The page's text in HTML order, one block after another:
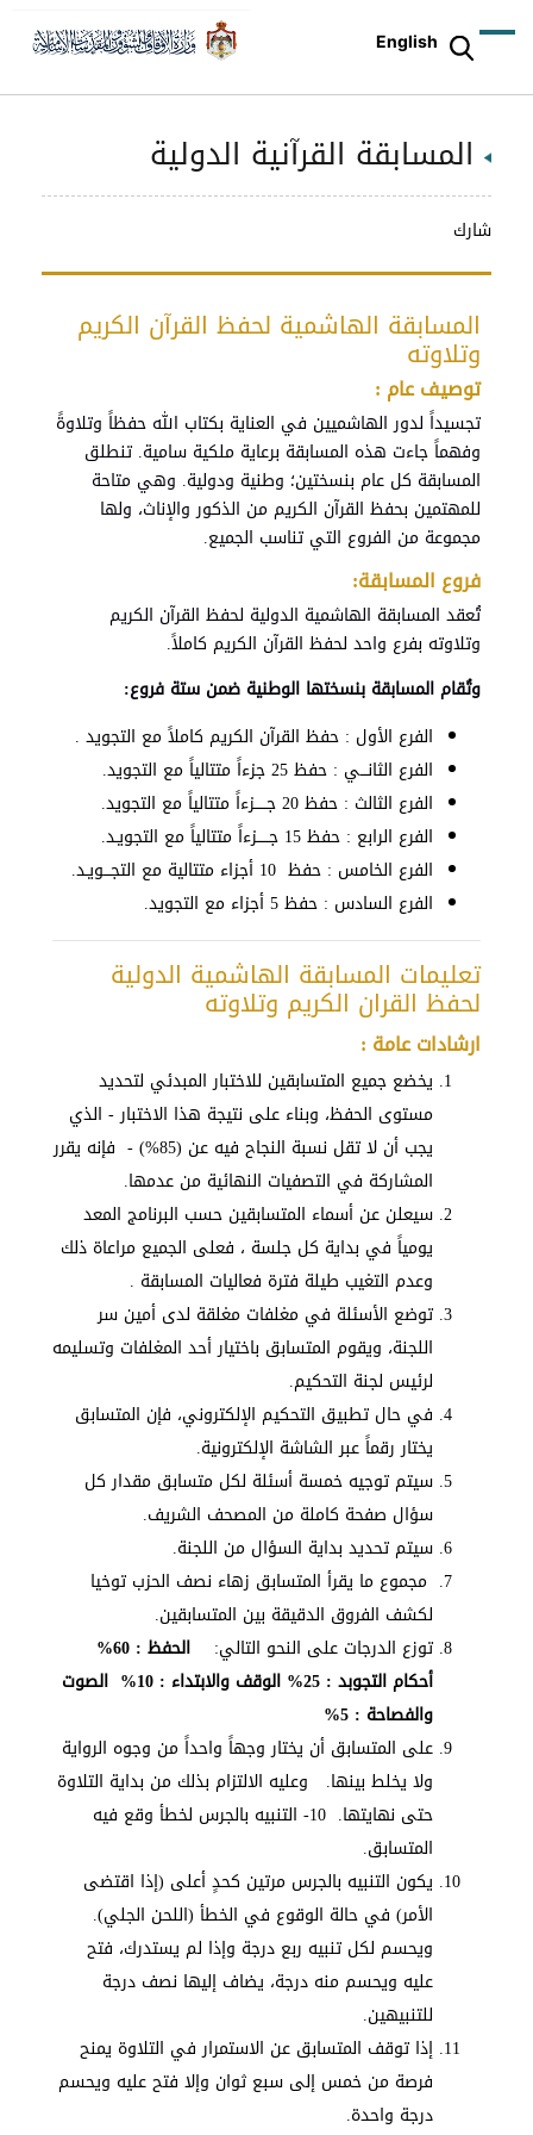
English
المسابقة القرآنية الدولية
شارك
المسابقة الهاشمية لحفظ القرآن الكريم
وتلاوته
توصيف عام :
تجسيداً لدور الهاشميين في العناية بكتاب الله حفظاً وتلاوةً
وفهماً جاءت هذه المسابقة برعاية ملكية سامية. تنطلق
المسابقة كل عام بنسختين؛ وطنية ودولية. وهي متاحة
للمهتمين بحفظ القرآن الكريم من الذكور والإناث، ولها
مجموعة من الفروع التي تناسب الجميع.
فروع المسابقة:
تُعقد المسابقة الهاشمية الدولية لحفظ القرآن الكريم
وتلاوته بفرع واحد لحفظ القرآن الكريم كاملاً.
وتُقام المسابقة بنسختها الوطنية ضمن ستة فروع:
الفرع الأول : حفظ القرآن الكريم كاملاً مع التجويد .
الفرع الثانـــي : حفظ 25 جزءاً متتالياً مع التجويد.
الفرع الثالث : حفظ 20 جـــــزءاً متتالياً مع التجويد.
الفرع الرابع : حفظ 15 جـــــزءاً متتالياً مع التجويـد.
الفرع الخامس : حفظ 10 أجزاء متتالية مع التجـــويـد.
الفرع السادس : حفظ 5 أجزاء مع التجويد.
تعليمات المسابقة الهاشمية الدولية
لحفظ القران الكريم وتلاوته
ارشادات عامة :
يخضع جميع المتسابقين للاختبار المبدئي لتحديد
مستوى الحفظ، وبناء على نتيجة هذا الاختبار - الذي
يجب أن لا تقل نسبة النجاح فيه عن (85%) - فإنه يقرر
المشاركة في التصفيات النهائية من عدمها.
سيعلن عن أسماء المتسابقين حسب البرنامج المعد
يومياً في بداية كل جلسة ، فعلى الجميع مراعاة ذلك
وعدم التغيب طيلة فترة فعاليات المسابقة .
توضع الأسئلة في مغلفات مغلقة لدى أمين سر
اللجنة، ويقوم المتسابق باختيار أحد المغلفات وتسليمه
لرئيس لجنة التحكيم.
في حال تطبيق التحكيم الإلكتروني، فإن المتسابق
يختار رقماً عبر الشاشة الإلكترونية.
سيتم توجيه خمسة أسئلة لكل متسابق مقدار كل
سؤال صفحة كاملة من المصحف الشريف.
سيتم تحديد بداية السؤال من اللجنة.
مجموع ما يقرأ المتسابق زهاء نصف الحزب توخيا
لكشف الفروق الدقيقة بين المتسابقين.
توزع الدرجات على النحو التالي:
الحفظ : 60%
أحكام التجوبد : 25% الوقف والابتداء : 10% الصوت
والفصاحة : 5%
على المتسابق أن يختار وجهاً واحداً من وجوه الرواية
ولا يخلط بينها. وعليه الالتزام بذلك من بداية التلاوة
حتى نهايتها. 10- التنبيه بالجرس لخطأ وقع فيه
المتسابق.
يكون التنبيه بالجرس مرتين كحدٍ أعلى (إذا اقتضى
الأمر) في حالة الوقوع في الخطأ (اللحن الجلي).
ويحسم لكل تنبيه ربع درجة وإذا لم يستدرك، فتح
عليه ويحسم منه درجة، يضاف إليها نصف درجة
للتنبيهين.
إذا توقف المتسابق عن الاستمرار في التلاوة يمنح
فرصة من خمس إلى سبع ثوان وإلا فتح عليه ويحسم
درجة واحدة.